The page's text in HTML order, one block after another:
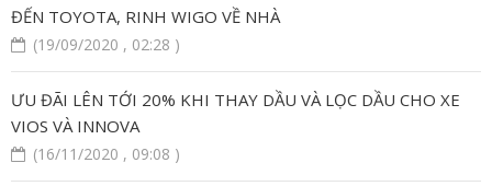
ĐẾN TOYOTA, RINH WIGO VỀ NHÀ
(19/09/2020 , 02:28 )
ƯU ĐÃI LÊN TỚI 20% KHI THAY DẦU VÀ LỌC DẦU CHO XE
VIOS VÀ INNOVA
(16/11/2020 , 09:08 )